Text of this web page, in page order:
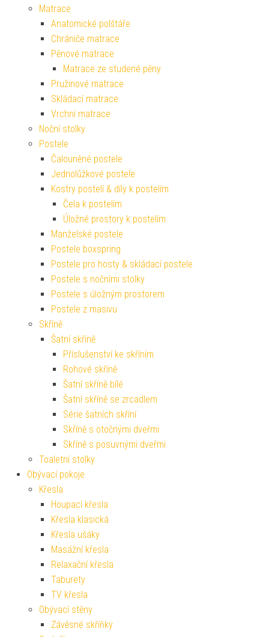
Matrace
Anatomické polštáře
Chrániče matrace
Pěnové matrace
Matrace ze studené pěny
Pružinové matrace
Skládací matrace
Vrchní matrace
Noční stolky
Postele
Čalouněné postele
Jednolůžkové postele
Kostry postelí & díly k postelím
Čela k postelím
Úložné prostory k postelím
Manželské postele
Postele boxspring
Postele pro hosty & skládací postele
Postele s nočními stolky
Postele s úložným prostorem
Postele z masivu
Skříně
Šatní skříně
Příslušenství ke skříním
Rohové skříně
Šatní skříně bílé
Šatní skříně se zrcadlem
Série šatních skříní
Skříně s otočnými dveřmi
Skříně s posuvnými dveřmi
Toaletní stolky
Obývací pokoje
Křesla
Houpací křesla
Křesla klasická
Křesla ušáky
Masážní křesla
Relaxační křesla
Taburety
TV křesla
Obývací stěny
Závěsné skříňky